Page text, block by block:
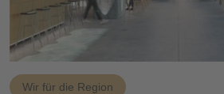
Wir für die Region